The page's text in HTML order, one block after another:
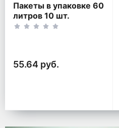
Пакеты в упаковке 60
литров 10 шт.
(10шт*2рул)
55.64 руб.